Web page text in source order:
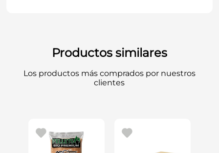
Productos similares
Los productos más comprados por nuestros
clientes